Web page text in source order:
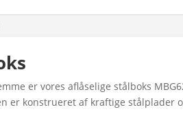
er vores aflåselige stålboks
er konstrueret af kraftige stålplader